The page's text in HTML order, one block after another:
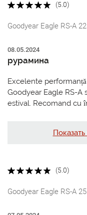
(5.0)
Goodyear Eagle RS-A
08.05.2024
рурамина
Excelente
Goodyear Eagle RS-
estival. Recomand cu
(5.0)
Goodyear Eagle RS-A